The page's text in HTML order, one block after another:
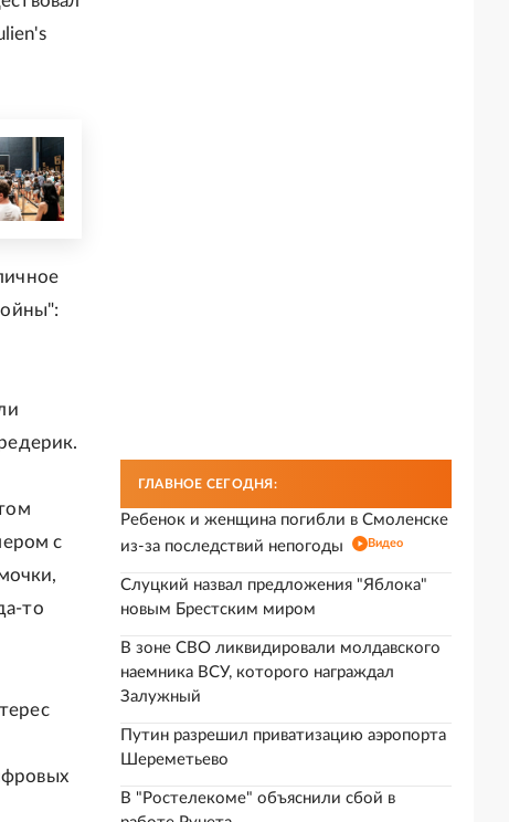
с
то
ГЛАВНОЕ СЕГОДНЯ:
Ребенок и женщина погибли в Смоленске
из-за последствий непогоды
Видео
Слуцкий назвал предложения "Яблока"
новым Брестским миром
В зоне СВО ликвидировали молдавского
наемника ВСУ, которого награждал
Залужный
Путин разрешил приватизацию аэропорта
Шереметьево
В "Ростелекоме" объяснили сбой в